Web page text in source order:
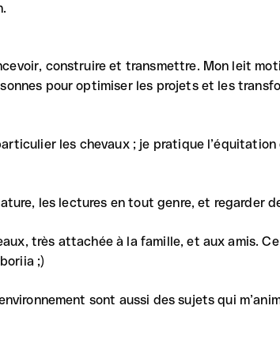
construire et transmettre. Mon leit
pour optimiser les projets et les
les chevaux ; je pratique l’équitation
les lectures en tout genre, et regarder
très attachée à la famille, et aux amis.
;)
sont aussi des sujets qui